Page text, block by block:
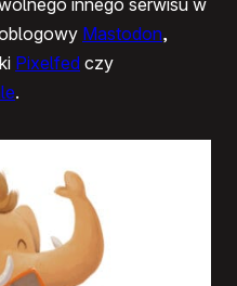
innego serwisu w
Mastodon,
Pixelfed czy
.